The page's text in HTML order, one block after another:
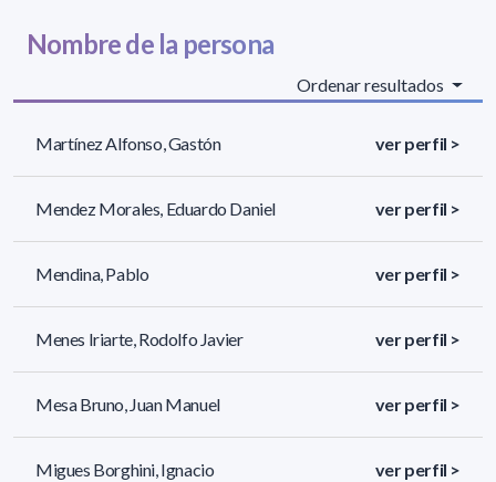
Nombre de la persona
Ordenar resultados
Martínez Alfonso, Gastón ver perfil >
Mendez Morales, Eduardo Daniel ver perfil >
Mendina, Pablo ver perfil >
Menes Iriarte, Rodolfo Javier ver perfil >
Mesa Bruno, Juan Manuel ver perfil >
Migues Borghini, Ignacio ver perfil >